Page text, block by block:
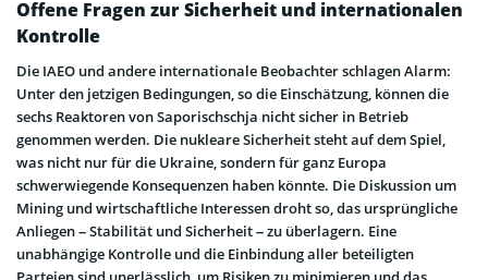
Offene Fragen zur Sicherheit und internationalen
Kontrolle
Die IAEO und andere internationale Beobachter schlagen Alarm:
Unter den jetzigen Bedingungen, so die Einschätzung, können die
sechs Reaktoren von Saporischschja nicht sicher in Betrieb
genommen werden. Die nukleare Sicherheit steht auf dem Spiel,
was nicht nur für die Ukraine, sondern für ganz Europa
schwerwiegende Konsequenzen haben könnte. Die Diskussion um
Mining und wirtschaftliche Interessen droht so, das ursprüngliche
Anliegen – Stabilität und Sicherheit – zu überlagern. Eine
unabhängige Kontrolle und die Einbindung aller beteiligten